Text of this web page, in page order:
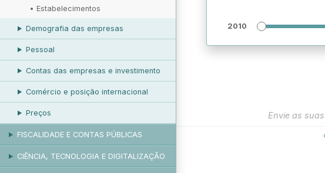
• Estabelecimentos
Demografia das empresas
Pessoal
Contas das empresas e investimento
Comércio e posição internacional
Preços
FISCALIDADE E CONTAS PÚBLICAS
CIÊNCIA, TECNOLOGIA E DIGITALIZAÇÃO
2010
Envie as